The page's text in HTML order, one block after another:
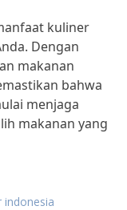
kuliner
Dengan
makanan
bahwa
menjaga
makanan yang
indonesia